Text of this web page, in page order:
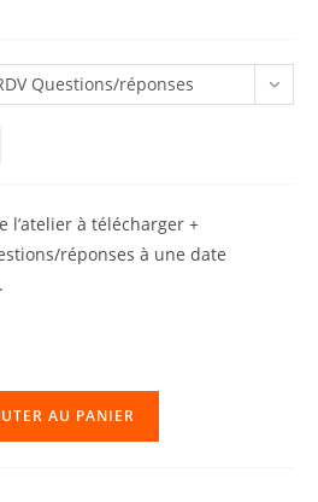
Questions/réponses
l’atelier à télécharger +
réponses à une date
AU PANIER